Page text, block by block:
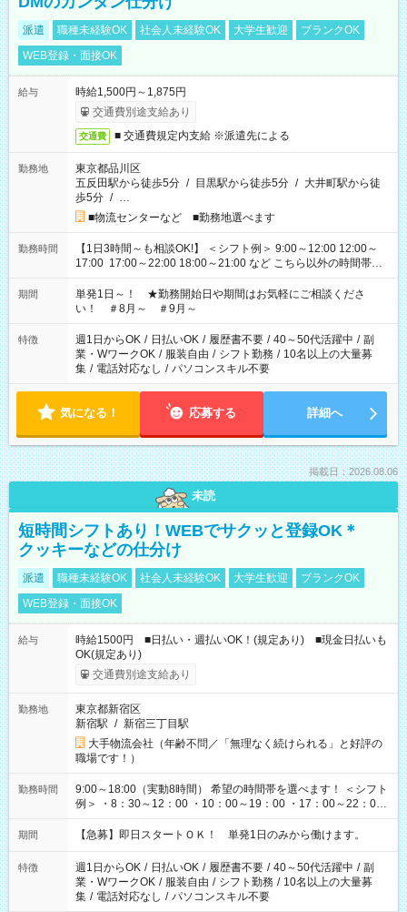
派遣 職種未経験OK 社会人未経験OK 大学生歓迎
ブランクOK
WEB登録・面接OK
給与
時給1,500円～1,875円
交通費別途支給あり
交通費 ■ 交通費規定内支給 ※派遣先による
勤務地
東京都品川区
五反田駅から徒歩5分 / 目黒駅から徒歩5分 / 大井町駅から徒
歩5分 / …
■物流センターなど ■勤務地選べます
勤務時間
【1日3時間～も相談OK!】 ＜シフト例＞ 9:00～12:00 12:00～
17:00 17:00～22:00 18:00～21:00 など こちら以外の時間帯も
お気軽にご相談ください！
期間
単発1日～！ ★勤務開始日や期間はお気軽にご相談くださ
い！ ＃8月～ ＃9月～
特徴 週1日からOK / 日払いOK / 履歴書不要 / 40～50代活躍中 / 副
業・WワークOK / 服装自由 / シフト勤務 / 10名以上の大量募
集 / 電話対応なし / パソコンスキル不要
気になる！ 応募する 詳細へ
掲載日：2026.08.06
未読
短時間シフトあり！WEBでサクッと登録OK＊
クッキーなどの仕分け
派遣 職種未経験OK 社会人未経験OK 大学生歓迎
ブランクOK
WEB登録・面接OK
給与
時給1500円 ■日払い・週払いOK！(規定あり) ■現金日払いも
OK(規定あり)
交通費別途支給あり
勤務地
東京都新宿区
新宿駅 / 新宿三丁目駅
大手物流会社（年齢不問／「無理なく続けられる」と好評の
職場です！）
勤務時間
9:00～18:00（実動8時間） 希望の時間帯を選べます！ ＜シフト
例＞ ・8：30～12：00 ・10：00～19：00 ・17：00～22：00
・13：00～22：00 ・22：00～翌6：00 など
期間 【急募】即日スタートＯＫ！ 単発1日のみから働けます。
特徴 週1日からOK / 日払いOK / 履歴書不要 / 40～50代活躍中 / 副
業・WワークOK / 服装自由 / シフト勤務 / 10名以上の大量募
集 / 電話対応なし / パソコンスキル不要